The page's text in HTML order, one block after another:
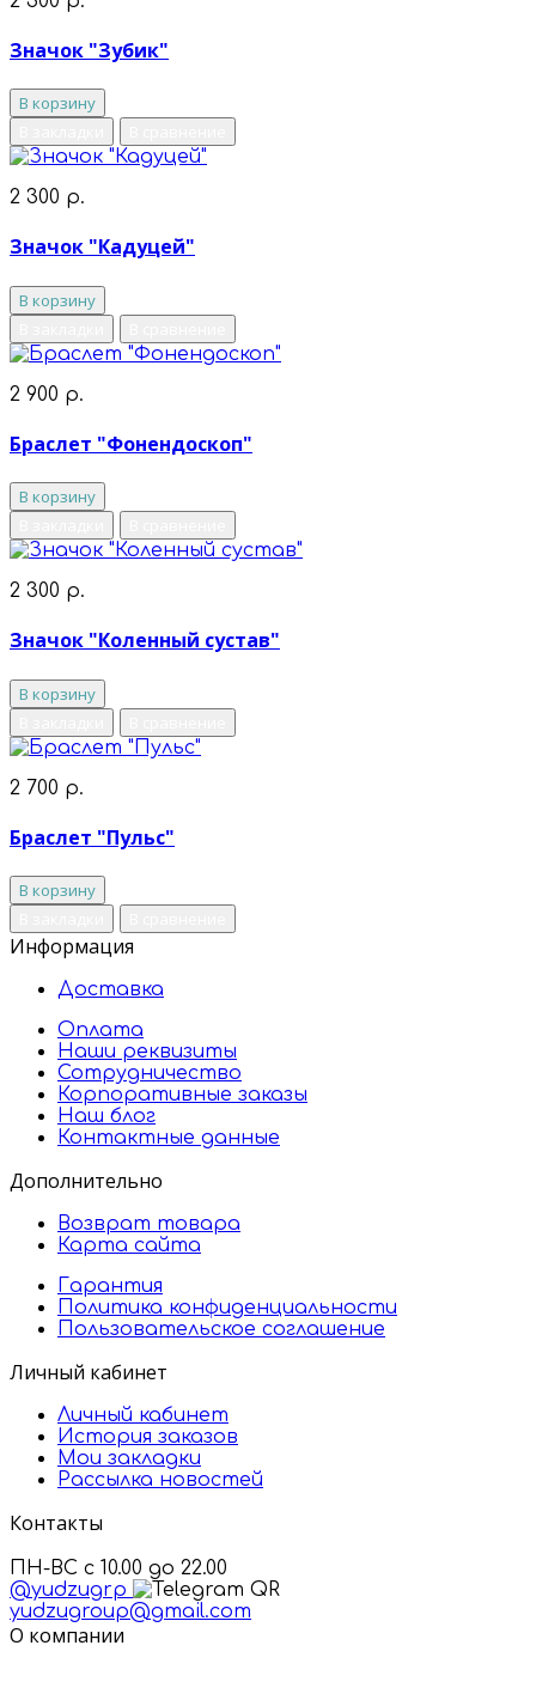
Значок "Зубик"
В корзину
2 300 р.
Значок "Кадуцей"
В корзину
2 900 р.
Браслет "Фонендоскоп"
В корзину
2 300 р.
Значок "Коленный сустав"
В корзину
2 700 р.
Браслет "Пульс"
В корзину
Информация
Доставка
Оплата
Наши реквизиты
Сотрудничество
Корпоративные заказы
Наш блог
Контактные данные
Дополнительно
Возврат товара
Карта сайта
Гарантия
Политика конфиденциальности
Пользовательское соглашение
Личный кабинет
Личный кабинет
История заказов
Мои закладки
Рассылка новостей
Контакты
ПН-ВС с 10.00 до 22.00
@yudzugrp
yudzugroup@gmail.com
О компании